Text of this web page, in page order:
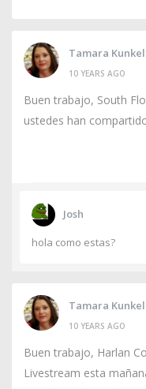
Tamara Kunkel
10 YEARS AGO
Buen trabajo, South
ustedes han
Josh
hola como estas?
Tamara Kunkel
10 YEARS AGO
Buen trabajo, Harlan
Livestream esta